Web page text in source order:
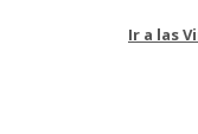
Ir a las